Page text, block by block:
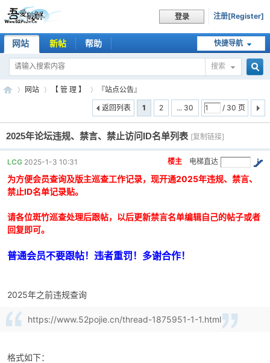
登录 注册[Register]
快捷导航
网站 新帖 帮助
搜索
吾
爱
»
网站
›
【 管 理 】
›
『站点公告』
1
2 ... 30 / 30 页
返回列表
2025年论坛违规、禁言、禁止访问ID名单列表 [复制链接]
电梯直达
楼主
LCG 2025-1-3 10:31
为方便会员查询及版主巡查工作记录，现开通2025年违规、禁言、
禁止ID名单记录贴。
请各位斑竹巡查处理后跟帖，以后更新禁言名单编辑自己的帖子或者
回复即可。
普通会员不要跟帖！违者重罚！多谢合作！
2025年之前违规查询
https://www.52pojie.cn/thread-1875951-1-1.html
格式如下：